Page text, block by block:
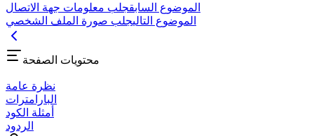
الموضوع السابقجلب معلومات جهة الاتصال
الموضوع التاليجلب صورة الملف الشخصي
محتويات الصفحة
نظرة عامة
البارامترات
أمثلة الكود
الردود